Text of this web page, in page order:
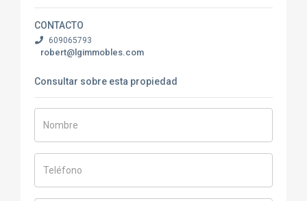
CONTACTO
609065793
robert@lgimmobles.com
Consultar sobre esta propiedad